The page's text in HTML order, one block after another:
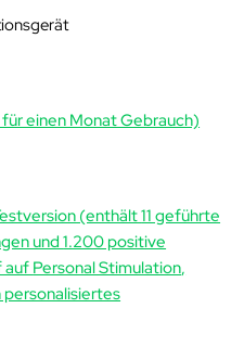
einen Monat Gebrauch)
(enthält11 geführte
und1.200 positive
auf Personal Stimulation,
personalisiertes